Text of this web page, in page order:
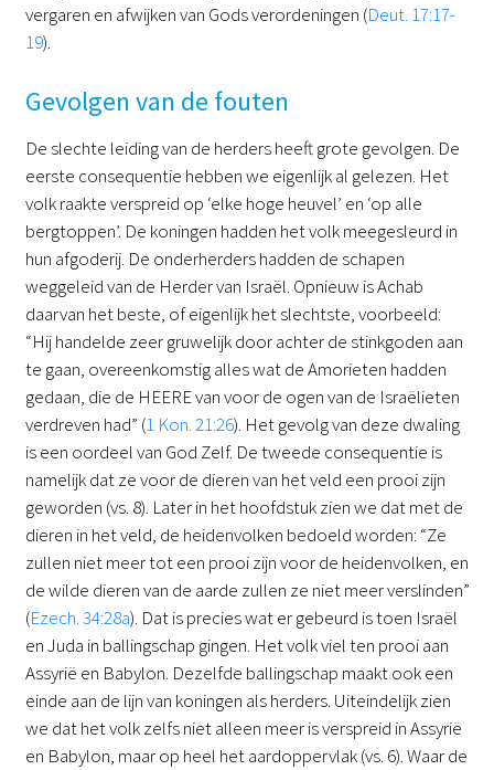
vergaren en afwijken van Gods verordeningen (Deut. 17:17-
19).
Gevolgen van de fouten
De slechte leiding van de herders heeft grote gevolgen. De
eerste consequentie hebben we eigenlijk al gelezen. Het
volk raakte verspreid op ‘elke hoge heuvel’ en ‘op alle
bergtoppen’. De koningen hadden het volk meegesleurd in
hun afgoderij. De onderherders hadden de schapen
weggeleid van de Herder van Israël. Opnieuw is Achab
daarvan het beste, of eigenlijk het slechtste, voorbeeld:
“Hij handelde zeer gruwelijk door achter de stinkgoden aan
te gaan, overeenkomstig alles wat de Amorieten hadden
gedaan, die de HEERE van voor de ogen van de Israëlieten
verdreven had” (1 Kon. 21:26). Het gevolg van deze dwaling
is een oordeel van God Zelf. De tweede consequentie is
namelijk dat ze voor de dieren van het veld een prooi zijn
geworden (vs. 8). Later in het hoofdstuk zien we dat met de
dieren in het veld, de heidenvolken bedoeld worden: “Ze
zullen niet meer tot een prooi zijn voor de heidenvolken, en
de wilde dieren van de aarde zullen ze niet meer verslinden”
(Ezech. 34:28a). Dat is precies wat er gebeurd is toen Israël
en Juda in ballingschap gingen. Het volk viel ten prooi aan
Assyrië en Babylon. Dezelfde ballingschap maakt ook een
einde aan de lijn van koningen als herders. Uiteindelijk zien
we dat het volk zelfs niet alleen meer is verspreid in Assyrië
en Babylon, maar op heel het aardoppervlak (vs. 6). Waar de